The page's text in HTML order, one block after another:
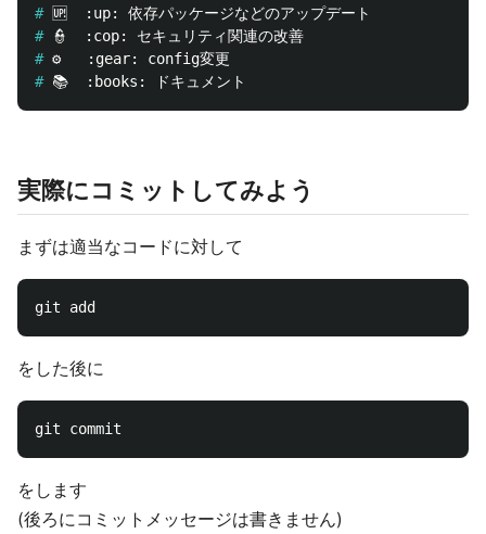
#
#
#
#
実際にコミットしてみよう
まずは適当なコードに対して
をした後に
をします
(後ろにコミットメッセージは書きません)